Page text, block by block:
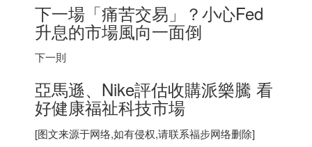
下一場「痛苦交易」？小心Fed
升息的市場風向一面倒
下一則
亞馬遜、Nike評估收購派樂騰 看
好健康福祉科技市場
[图文来源于网络,如有侵权,请联系福步网络删除]